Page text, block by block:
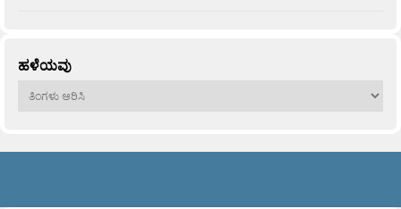
ಹಳೆಯವು
ಹಳೆಯವು